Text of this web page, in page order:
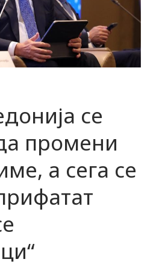
се
промени
а сега се